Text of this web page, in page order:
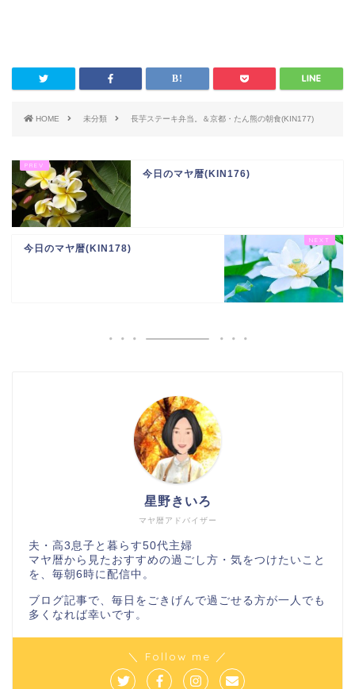
HOME 未分類 長芋ステーキ弁当。＆京都・たん熊の朝食(KIN177)
今日のマヤ暦(KIN176)
今日のマヤ暦(KIN178)
マヤ暦アドバイザー
星野きいろ
夫・高3息子と暮らす50代主婦
マヤ暦から見たおすすめの過ごし方・気をつけたいこと
を、毎朝6時に配信中。
ブログ記事で、毎日をごきげんで過ごせる方が一人でも
多くなれば幸いです。
＼ Follow me ／